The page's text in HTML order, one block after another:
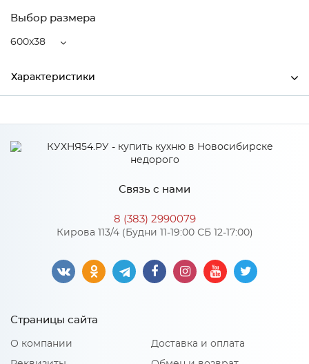
Выбор размера
600x38
Характеристики
Высота 2000
Бетон крем
Материал 2: Лакобель черная
Связь с нами
8 (383) 2990079
Кирова 113/4 (Будни 11-19:00 СБ 12-17:00)
Страницы сайта
О компании Доставка и оплата